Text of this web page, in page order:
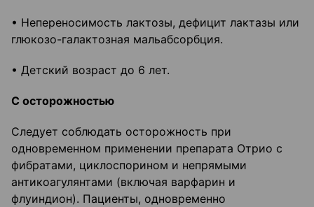
• Непереносимость лактозы, дефицит лактазы или
глюкозо-галактозная мальабсорбция.
• Детский возраст до 6 лет.
С осторожностью
Следует соблюдать осторожность при
одновременном применении препарата Отрио с
фибратами, циклоспорином и непрямыми
антикоагулянтами (включая варфарин и
флуиндион). Пациенты, одновременно